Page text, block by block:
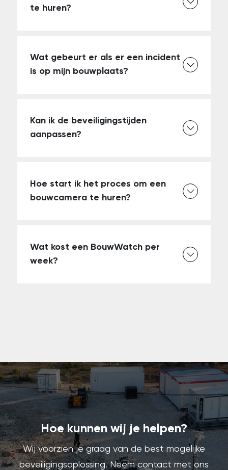
te huren?
Wat gebeurt er als er een incident
is op mijn bouwplaats?
Kan ik de beveiligingstijden
aanpassen?
Hoe start ik het proces om een
bouwcamera te huren?
Wat kost een BouwWatch per
week?
Hoe kunnen wij je helpen?
Wij voorzien je graag van de best mogelijke
beveiligingsoplossing. Neem contact met ons